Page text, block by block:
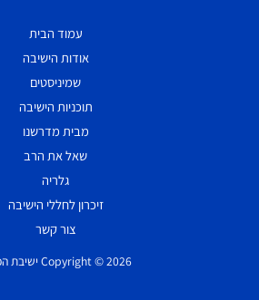
עמוד הבית
אודות הישיבה
שמיניסטים
תוכניות הישיבה
מבית מדרשנו
שאל את הרב
גלריה
זיכרון לחללי הישיבה
צור קשר
Copyright © 2026 ישיבת הכותל